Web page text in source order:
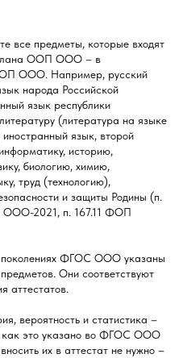
все предметы, которые входят
плана ООП ООО – в
ООО. Например, русский
народа Российской
язык республики
(литература на языке
язык, второй
историю,
биологию, химию,
труд (технологию),
и защиты Родины (п.
2021, п. 167.11 ФОП
поколениях ФГОС ООО указаны
Они соответствуют
вероятность и статистика –
как это указано во ФГОС ООО
их в аттестат не нужно –